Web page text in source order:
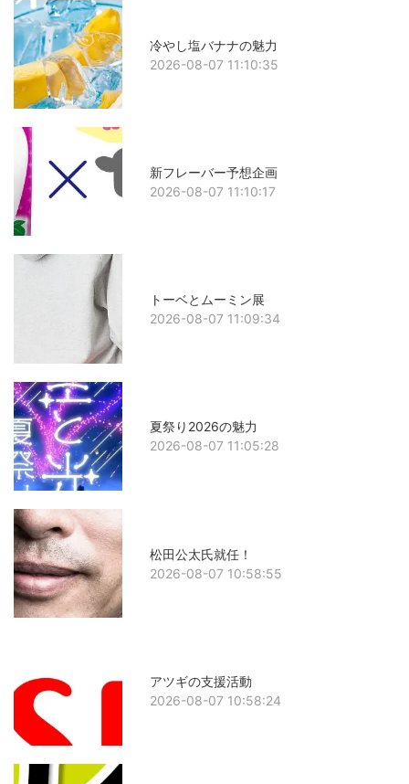
冷やし塩バナナの魅力
2026-08-07 11:10:35
新フレーバー予想企画
2026-08-07 11:10:17
トーベとムーミン展
2026-08-07 11:09:34
夏祭り2026の魅力
2026-08-07 11:05:28
松田公太氏就任！
2026-08-07 10:58:55
アツギの支援活動
2026-08-07 10:58:24